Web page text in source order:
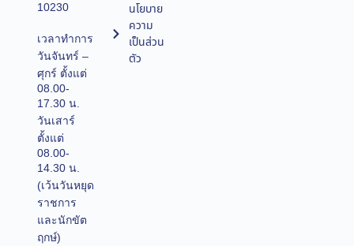
10230
เวลาทำการ
วันจันทร์ –
ศุกร์ ตั้งแต่
08.00-
17.30 น.
วันเสาร์
ตั้งแต่
08.00-
14.30 น.
(เว้นวันหยุด
ราชการ
และนักขัต
ฤกษ์)
นโยบาย
ความ
เป็นส่วน
ตัว